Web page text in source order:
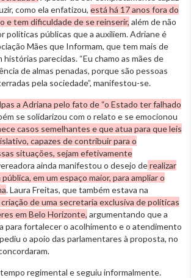
como ela enfatizou, está há 17 anos fora do
e tem dificuldade de se reinserir, além de não
políticas públicas que a auxiliem. Adriane é
Mães que Informam, que tem mais de
histórias parecidas. “Eu chamo as mães de
de almas penadas, porque são pessoas
pela sociedade”, manifestou-se.
a Adriana pelo fato de “o Estado ter falhado
se solidarizou com o relato e se emocionou
casos semelhantes e que atua para que leis
capazes de contribuir para o
situações, sejam efetivamente
ainda manifestou o desejo derealizar
em um espaço maior, para ampliar o
. Laura Freitas, que também estava na
de uma secretaria exclusiva de políticas
em Belo Horizonte, argumentando que a
para fortalecer o acolhimento e o atendimento
o apoio das parlamentares à proposta, no
regimental e seguiu informalmente.